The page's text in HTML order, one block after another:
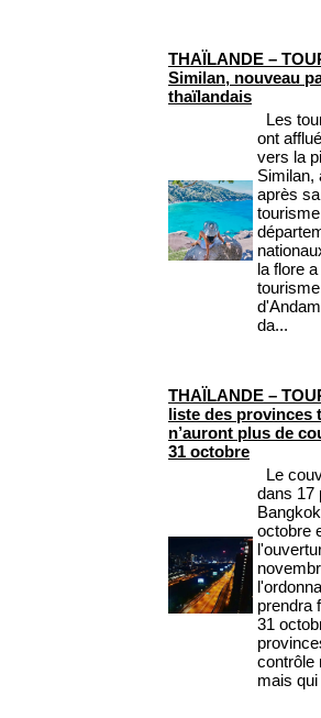
THAÏLANDE –
Similan, nouveau
thaïlandais
Les
ont
vers la
Similan,
après
la flore
da...
THAÏLANDE –
liste des provinces
n’auront plus de
31 octobre
Le
dans 17
octobre
prendra
31
contrôle
mais qui